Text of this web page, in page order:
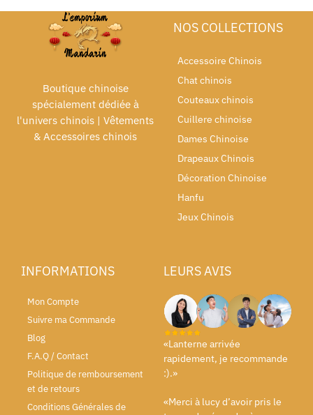
Boutique chinoise
spécialement dédiée à
l'univers chinois | Vêtements
& Accessoires chinois
NOS COLLECTIONS
Accessoire Chinois
Chat chinois
Couteaux chinois
Cuillere chinoise
Dames Chinoise
Drapeaux Chinois
Décoration Chinoise
Hanfu
Jeux Chinois
INFORMATIONS
Mon Compte
Suivre ma Commande
Blog
F.A.Q / Contact
Politique de remboursement
et de retours
Conditions Générales de
LEURS AVIS
«Lanterne arrivée
rapidement, je recommande
:).»
«Merci à lucy d’avoir pris le